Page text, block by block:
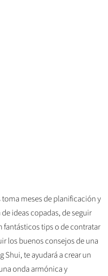
meses de planificación y
ideas copadas, de seguir
fantásticos tips o de contratar
los buenos consejos de una
te ayudará a crear un
onda armónica y